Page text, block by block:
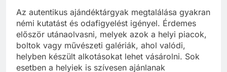
Az autentikus ajándéktárgyak megtalálása gyakran
némi kutatást és odafigyelést igényel. Érdemes
először utánaolvasni, melyek azok a helyi piacok,
boltok vagy művészeti galériák, ahol valódi,
helyben készült alkotásokat lehet vásárolni. Sok
esetben a helyiek is szívesen ajánlanak